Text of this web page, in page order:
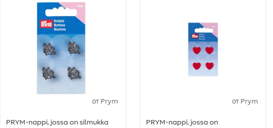
от Prym
PRYM-nappi, jossa on silmukka
от Prym
PRYM-nappi, jossa on